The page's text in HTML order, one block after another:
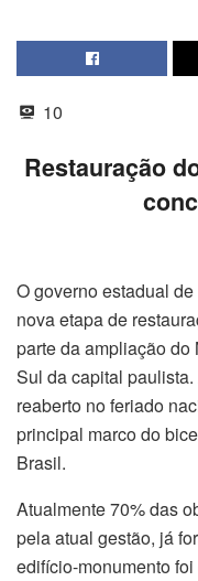
10
Restauração
O governo estadual
nova etapa de
parte da ampliação
Sul da capital
reaberto no feriado
principal marco do
Brasil.
Atualmente 70% das
pela atual gestão, já
edifício-monumento